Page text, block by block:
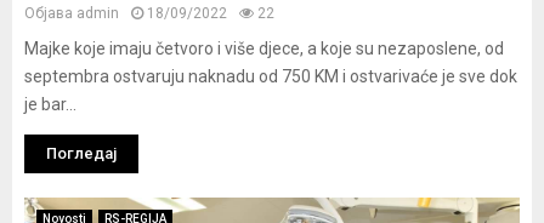
Објава admin 18/09/2022 22
Majke koje imaju četvoro i više djece, a koje su nezaposlene, od
septembra ostvaruju naknadu od 750 KM i ostvarivaće je sve dok
je bar...
Погледај
Novosti RS-REGIJA